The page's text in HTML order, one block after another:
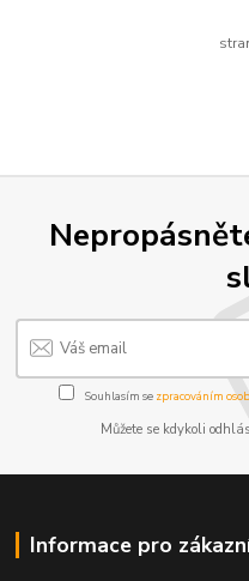
Souhlasím se zpracováním
Můžete se kdykoli
Informace pro